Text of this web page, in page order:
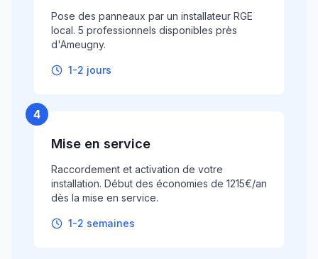
Pose des panneaux par un installateur RGE
local. 5 professionnels disponibles près
d'Ameugny.
1-2 jours
4
Mise en service
Raccordement et activation de votre
installation. Début des économies de 1215€/an
dès la mise en service.
1-2 semaines